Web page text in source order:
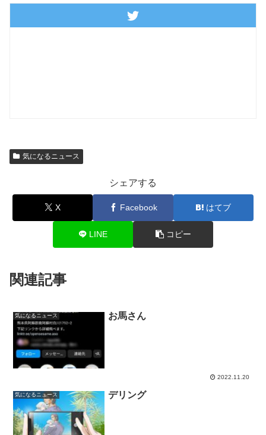
気になるニュース
シェアする
X Facebook はてブ
LINE コピー
関連記事
気になるニュース お馬さん
2022.11.20
気になるニュース デリング